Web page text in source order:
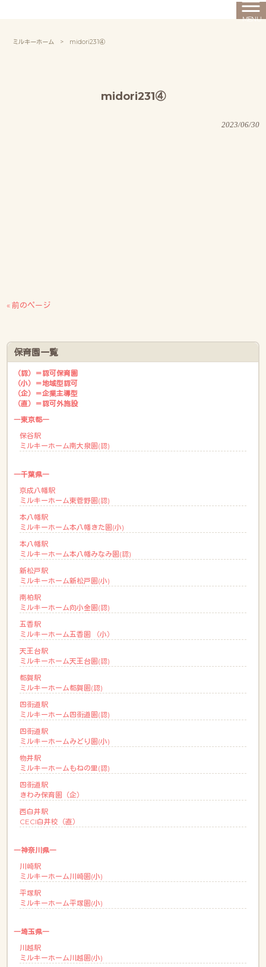
MENU
ミルキーホーム > midori231④
midori231④
2023/06/30
« 前のページ
保育園一覧
（認）＝認可保育園
（小）＝地域型認可
（企）＝企業主導型
（直）＝認可外施設
―東京都―
保谷駅
ミルキーホーム南大泉園(認)
―千葉県―
京成八幡駅
ミルキーホーム東菅野園(認)
本八幡駅
ミルキーホーム本八幡きた園(小)
本八幡駅
ミルキーホーム本八幡みなみ園(認)
新松戸駅
ミルキーホーム新松戸園(小)
南柏駅
ミルキーホーム向小金園(認)
五香駅
ミルキーホーム五香園 （小）
天王台駅
ミルキーホーム天王台園(認)
都賀駅
ミルキーホーム都賀園(認)
四街道駅
ミルキーホーム四街道園(認)
四街道駅
ミルキーホームみどり園(小)
物井駅
ミルキーホームもねの里(認)
四街道駅
きわみ保育園（企）
西白井駅
CECI白井校（直）
―神奈川県―
川崎駅
ミルキーホーム川崎園(小)
平塚駅
ミルキーホーム平塚園(小)
―埼玉県―
川越駅
ミルキーホーム川越園(小)